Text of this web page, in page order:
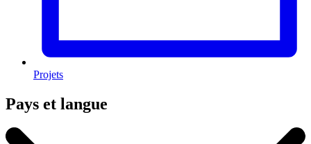
Projets
Pays et langue